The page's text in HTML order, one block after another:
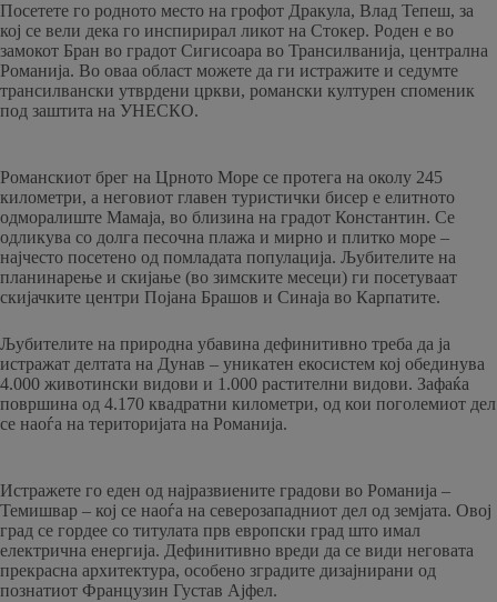
Посетете го родното место на грофот Дракула, Влад Тепеш, за
кој се вели дека го инспирирал ликот на Стокер. Роден е во
замокот Бран во градот Сигисоара во Трансилванија, централна
Романија. Во оваа област можете да ги истражите и седумте
трансилвански утврдени цркви, романски културен споменик
под заштита на УНЕСКО.
Романскиот брег на Црното Море се протега на околу 245
километри, а неговиот главен туристички бисер е елитното
одморалиште Мамаја, во близина на градот Константин. Се
одликува со долга песочна плажа и мирно и плитко море –
најчесто посетено од помладата популација. Љубителите на
планинарење и скијање (во зимските месеци) ги посетуваат
скијачките центри Појана Брашов и Синаја во Карпатите.
Љубителите на природна убавина дефинитивно треба да ја
истражат делтата на Дунав – уникатен екосистем кој обединува
4.000 животински видови и 1.000 растителни видови. Зафаќа
површина од 4.170 квадратни километри, од кои поголемиот дел
се наоѓа на територијата на Романија.
Истражете го еден од најразвиените градови во Романија –
Темишвар – кој се наоѓа на северозападниот дел од земјата. Овој
град се гордее со титулата прв европски град што имал
електрична енергија. Дефинитивно вреди да се види неговата
прекрасна архитектура, особено зградите дизајнирани од
познатиот Французин Густав Ајфел.